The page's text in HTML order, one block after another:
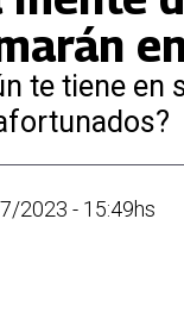
te tiene
2023 - 15:49hs